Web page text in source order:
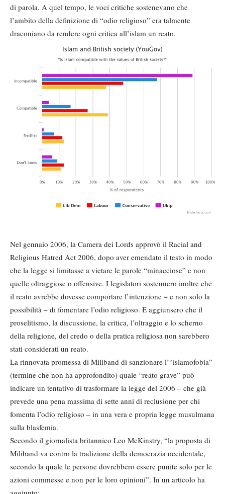
di parola. A quel tempo, le voci critiche sostenevano che
l’ambito della definizione di “odio religioso” era talmente
draconiano da rendere ogni critica all’islam un reato.
Nel gennaio 2006, la Camera dei Lords approvò il Racial and
Religious Hatred Act 2006, dopo aver emendato il testo in modo
che la legge si limitasse a vietare le parole “minacciose” e non
quelle oltraggiose o offensive. I legislatori sostennero inoltre che
il reato avrebbe dovesse comportare l’intenzione – e non solo la
possibilità – di fomentare l’odio religioso. E aggiunsero che il
proselitismo, la discussione, la critica, l’oltraggio e lo scherno
della religione, del credo o della pratica religiosa non sarebbero
stati considerati un reato.
La rinnovata promessa di Miliband di sanzionare l’“islamofobia”
(termine che non ha approfondito) quale “reato grave” può
indicare un tentativo di trasformare la legge del 2006 – che già
prevede una pena massima di sette anni di reclusione per chi
fomenta l’odio religioso – in una vera e propria legge musulmana
sulla blasfemia.
Secondo il giornalista britannico Leo McKinstry, “la proposta di
Miliband va contro la tradizione della democrazia occidentale,
secondo la quale le persone dovrebbero essere punite solo per le
azioni commesse e non per le loro opinioni”. In un articolo ha